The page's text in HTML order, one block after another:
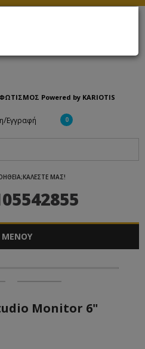
Powered by KARIOTIS
/Εγγραφή 0
ΜΑΣ!
ΜΕΝΟΥ
Monitor 6"